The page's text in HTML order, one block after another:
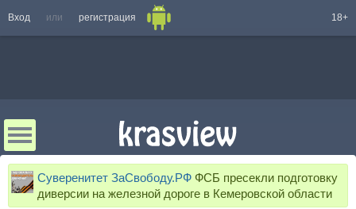
Вход или регистрация 18+
Суверенитет ЗаСвободу.РФ ФСБ пресекли подготовку
диверсии на железной дороге в Кемеровской области